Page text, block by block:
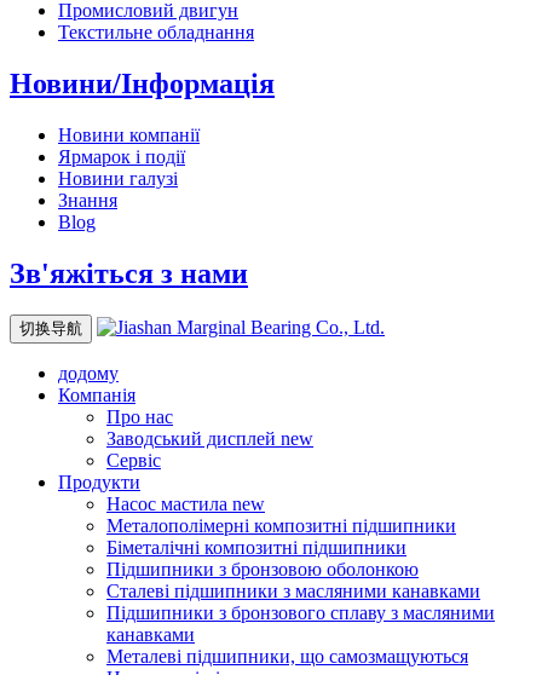
Промисловий двигун
Текстильне обладнання
Новини/Інформація
Новини компанії
Ярмарок і події
Новини галузі
Знання
Blog
Зв'яжіться з нами
切换导航
додому
Компанія
Про нас
Заводський дисплей new
Сервіс
Продукти
Насос мастила new
Металополімерні композитні підшипники
Біметалічні композитні підшипники
Підшипники з бронзовою оболонкою
Сталеві підшипники з масляними канавками
Підшипники з бронзового сплаву з масляними
канавками
Металеві підшипники, що самозмащуються